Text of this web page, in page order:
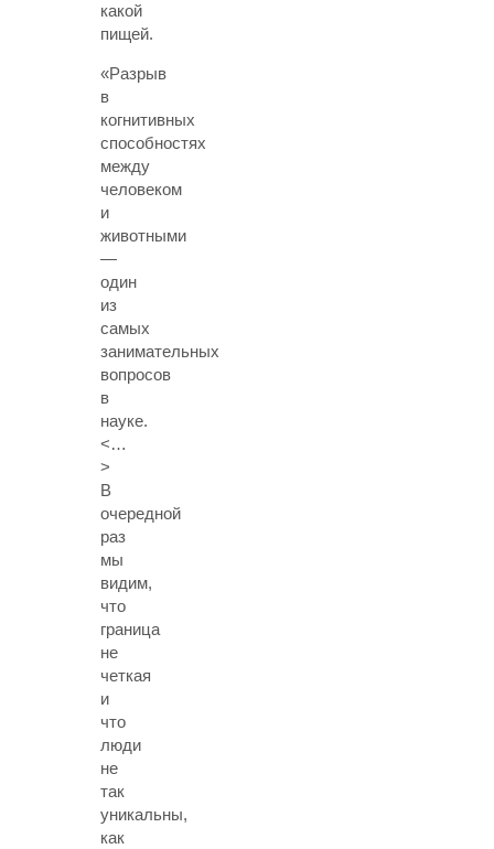
какой
пищей.
«Разрыв
в
когнитивных
способностях
между
человеком
и
животными
—
один
из
самых
занимательных
вопросов
в
науке.
<…
>
В
очередной
раз
мы
видим,
что
граница
не
четкая
и
что
люди
не
так
уникальны,
как